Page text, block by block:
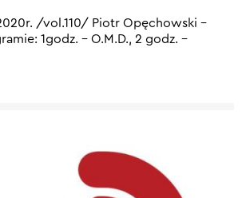
/vol.110/ Piotr Opęchowski –
1godz. – O.M.D., 2 godz. –